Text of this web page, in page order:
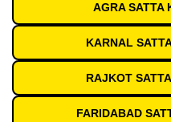
AGRA SATTA
KARNAL
RAJKOT
FARIDABAD